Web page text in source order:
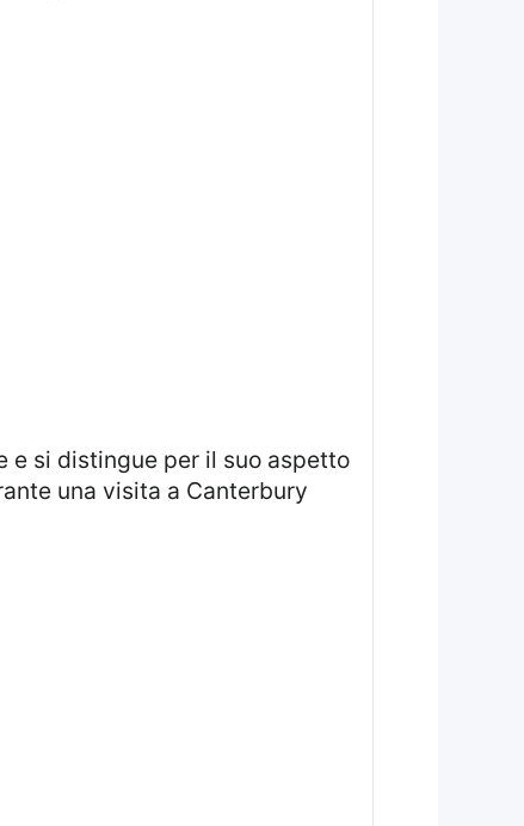
una visita a Canterbury